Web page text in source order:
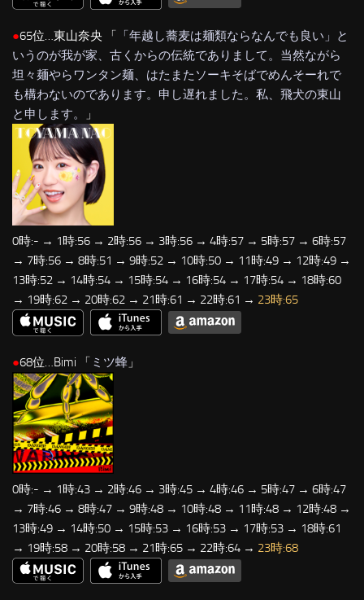
●65位…東山奈央 「 「年越し蕎麦は麺類ならなんでも良い」と
いうのが我が家、古くからの伝統でありまして。当然ながら
坦々麺やらワンタン麺、はたまたソーキそばでめんそーれで
も構わないのであります。申し遅れました。私、飛犬の東山
と申します。
」
0時:- → 1時:56 → 2時:56 → 3時:56 → 4時:57 → 5時:57 → 6時:57
→ 7時:56 → 8時:51 → 9時:52 → 10時:50 → 11時:49 → 12時:49 →
13時:52 → 14時:54 → 15時:54 → 16時:54 → 17時:54 → 18時:60
→ 19時:62 → 20時:62 → 21時:61 → 22時:61 → 23時:65
●68位…Bimi 「 ミツ蜂 」
0時:- → 1時:43 → 2時:46 → 3時:45 → 4時:46 → 5時:47 → 6時:47
→ 7時:46 → 8時:47 → 9時:48 → 10時:48 → 11時:48 → 12時:48 →
13時:49 → 14時:50 → 15時:53 → 16時:53 → 17時:53 → 18時:61
→ 19時:58 → 20時:58 → 21時:65 → 22時:64 → 23時:68